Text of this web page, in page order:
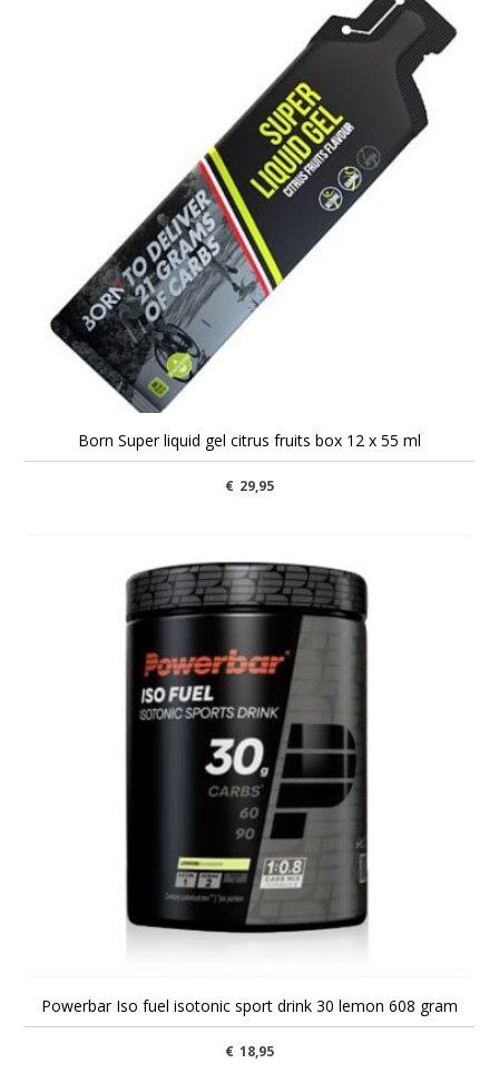
Born Super liquid gel citrus fruits box 12 x 55 ml
€ 29,95
Powerbar Iso fuel isotonic sport drink 30 lemon 608 gram
€ 18,95